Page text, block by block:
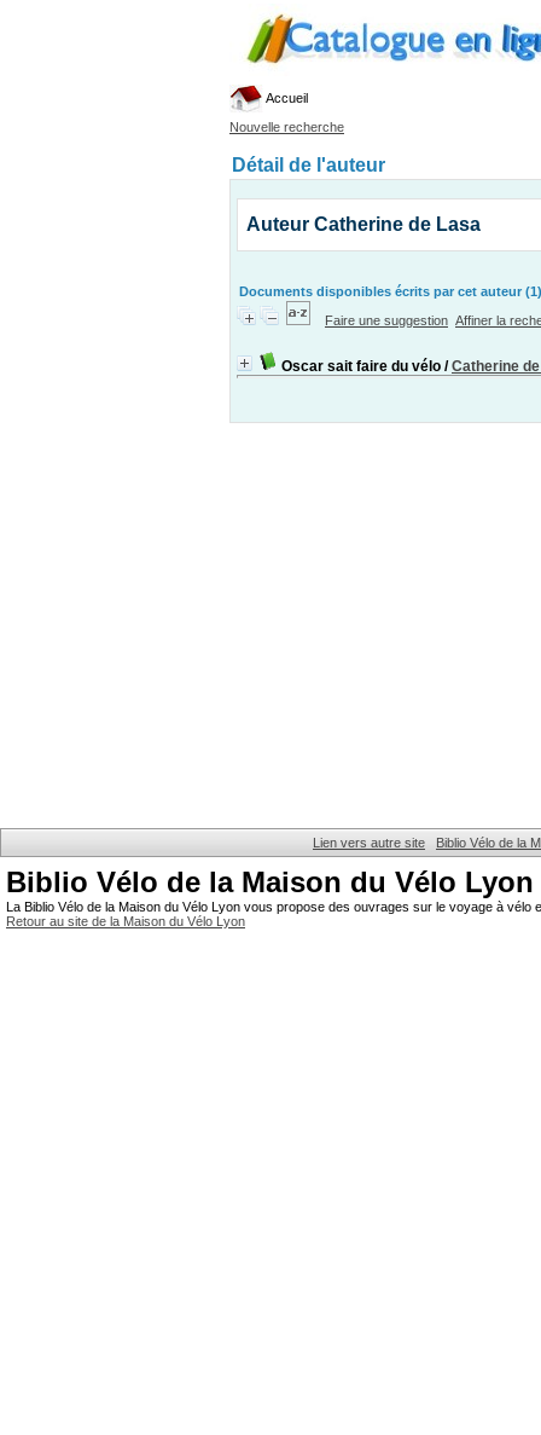
Accueil
Nouvelle recherche
Détail de l'auteur
Auteur Catherine de Lasa
Documents disponibles écrits par cet auteur (1)
Faire une suggestion Affiner la
Oscar sait faire du vélo /Catherine
Lien vers autre site Biblio Vélo de la
Biblio Vélo de la Maison du Vélo Lyon
La Biblio Vélo de la Maison du Vélo Lyon vous propose des ouvrages sur le voyage à
Retour au site de la Maison du Vélo Lyon